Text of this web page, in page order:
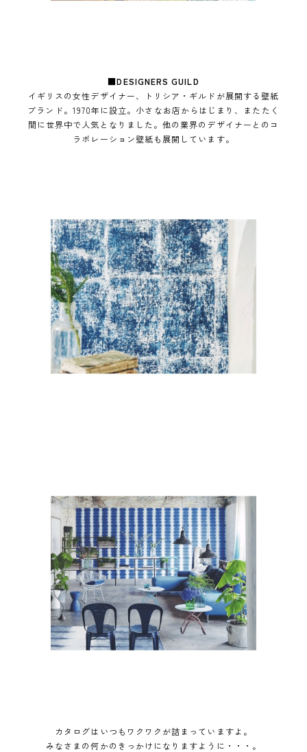
■DESIGNERS GUILD
イギリスの女性デザイナー、トリシア・ギルドが展開する壁紙
ブランド。1970年に設立。小さなお店からはじまり、またたく
間に世界中で人気となりました。他の業界のデザイナーとのコ
ラボレーション壁紙も展開しています。
カタログはいつもワクワクが詰まっていますよ。
みなさまの何かのきっかけになりますように・・・。